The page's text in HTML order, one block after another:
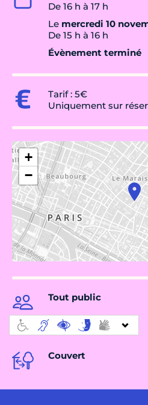
De 16 h à 17 h
Le mercredi 10
De 15 h à 16 h
Évènement terminé
Tarif : 5€
Uniquement sur
+
−
Tout public
Couvert